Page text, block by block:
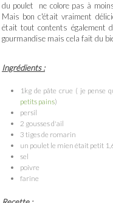
du poulet ne colore pas à
Mais bon c'était vraiment
était tout contents également
gourmandise mais cela fait du
Ingrédients :
1kg de pâte crue ( je pense
petits pains)
persil
2 gousses d'ail
3 tiges de romarin
un poulet le mien était petit
sel
poivre
farine